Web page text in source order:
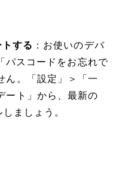
する ：お使いのデバ
パスコードをお忘れで
ん。「設定」＞「一
ート」から、最新の
ましょう。